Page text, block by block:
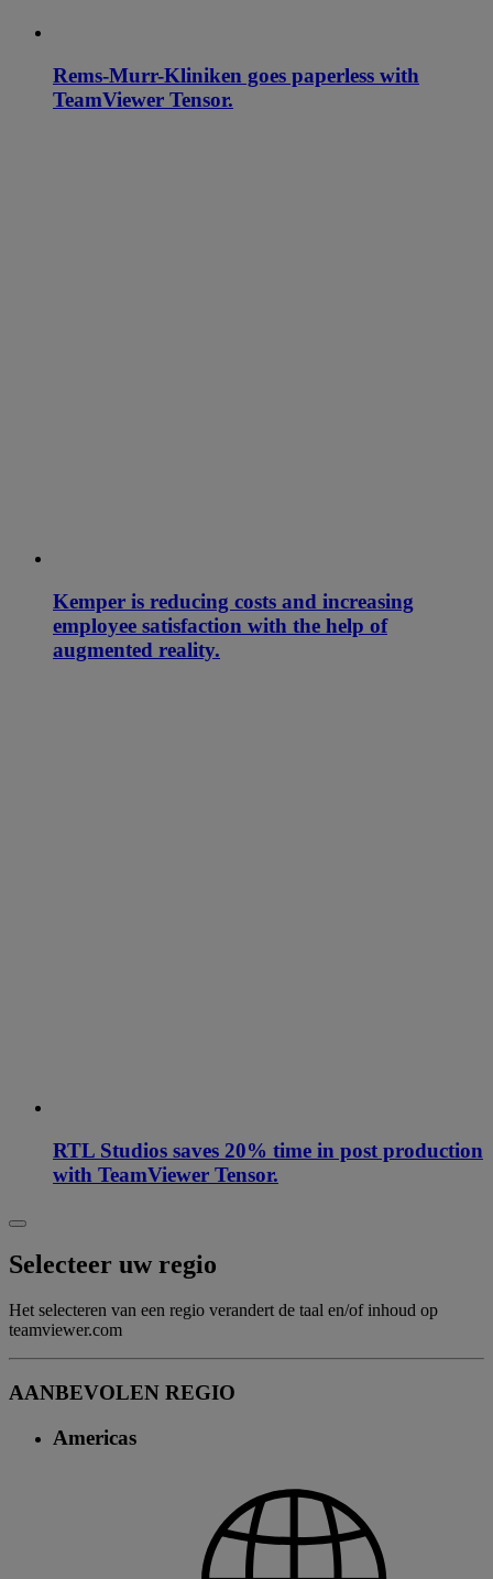
Rems-Murr-Kliniken goes paperless with
TeamViewer Tensor.
Kemper is reducing costs and increasing
employee satisfaction with the help of
augmented reality.
RTL Studios saves 20% time in post production
with TeamViewer Tensor.
Selecteer uw regio
Het selecteren van een regio verandert de taal en/of inhoud op
teamviewer.com
AANBEVOLEN REGIO
Americas